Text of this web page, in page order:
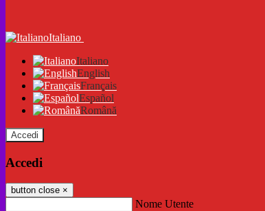
Italiano
Italiano
English
Français
Español
Română
Accedi
Accedi
button close ×
Nome Utente